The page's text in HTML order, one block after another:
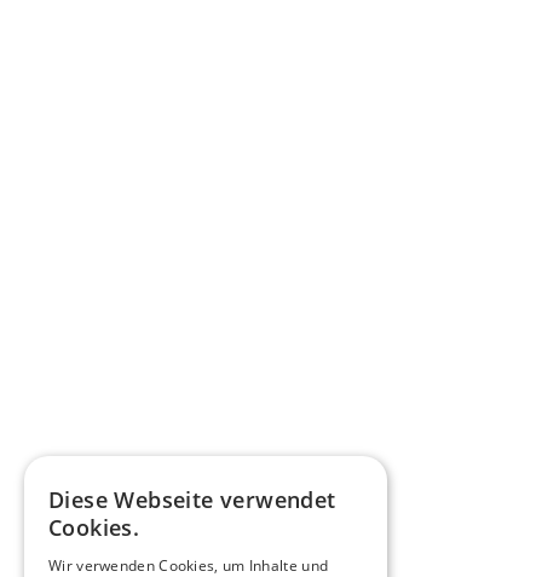
Diese Webseite verwendet
Cookies.
Wir verwenden Cookies, um Inhalte und